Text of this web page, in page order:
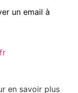
un email à
en savoir plus